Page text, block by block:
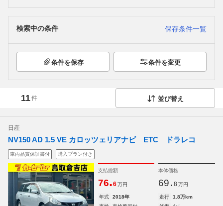
検索中の条件 保存条件一覧
条件を保存 条件を変更
11件 並び替え
日産
NV150 AD 1.5 VE カロッツェリアナビ ETC ドラレコ
車両品質保証書付 購入プラン付き
支払総額
76.6 万円
本体価格
69. 8 万円
年式 2018年 走行
1.8万km